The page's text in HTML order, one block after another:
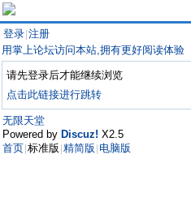
登录 注册
用掌上论坛访问本站,拥有更好阅读体验
请先登录后才能继续浏览
点击此链接进行跳转
无限天堂
Powered by Discuz! X2.5
首页 标准版 精简版 电脑版